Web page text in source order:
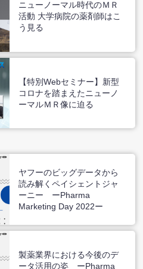
ニューノーマル時代のＭＲ
活動 大学病院の薬剤師はこ
う見る
【特別Webセミナー】新型
コロナを踏まえたニューノ
ーマルＭＲ像に迫る
ヤフーのビッグデータから
読み解くペイシェントジャ
ーニー ーPharma
Marketing Day 2022ー
製薬業界における今後のデ
ータ活用の姿 ーPharma